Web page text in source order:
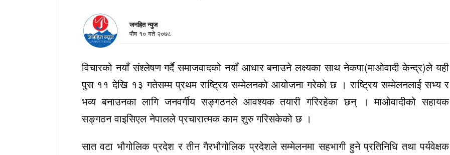
जनहित न्युज
पौष १० गते २०७८
विचारको नयाँ संश्लेषण गर्दै समाजवादको नयाँ आधार बनाउने लक्ष्यका साथ नेकपा(माओवादी केन्द्र)ले यही
पुस ११ देखि १३ गतेसम्म प्रथम राष्ट्रिय सम्मेलनको आयोजना गरेको छ । राष्ट्रिय सम्मेलनलाई सभ्य र
भव्य बनाउनका लागि जनवर्गीय सङ्गठनले आवश्यक तयारी गरिरहेका छन् । माओवादीको सहायक
सङ्गठन वाइसिएल नेपालले प्रचारात्मक काम शुरु गरिसकेको छ ।
सात वटा भौगोलिक प्रदेश र तीन गैरभौगोलिक प्रदेशले सम्मेलनमा सहभागी हुने प्रतिनिधि तथा पर्यवेक्षक